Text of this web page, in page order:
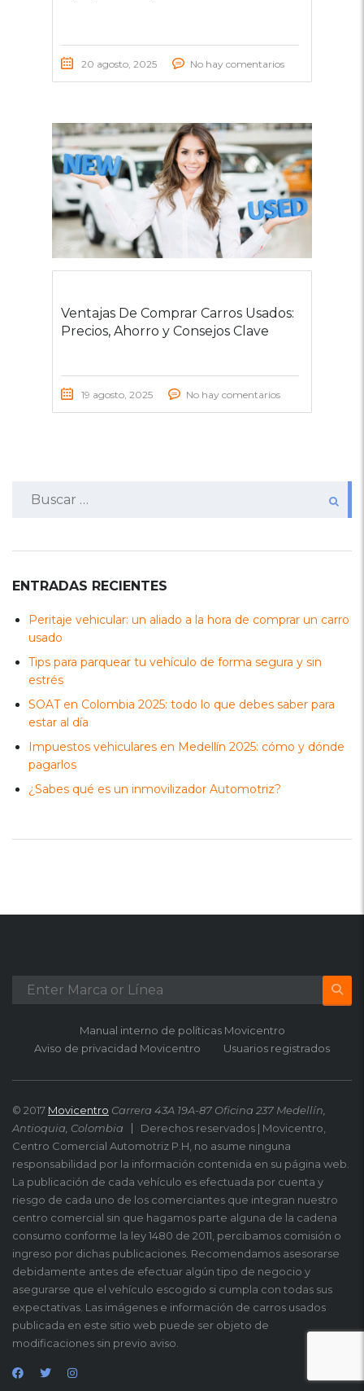
20 agosto, 2025 No hay comentarios
Ventajas De Comprar Carros Usados:
Precios, Ahorro y Consejos Clave
19 agosto, 2025 No hay comentarios
ENTRADAS RECIENTES
Peritaje vehicular: un aliado a la hora de comprar un carro
usado
Tips para parquear tu vehículo de forma segura y sin
estrés
SOAT en Colombia 2025: todo lo que debes saber para
estar al día
Impuestos vehiculares en Medellín 2025: cómo y dónde
pagarlos
¿Sabes qué es un inmovilizador Automotriz?
Manual interno de políticas Movicentro
Aviso de privacidad Movicentro
Usuarios registrados
© 2017 Movicentro Carrera 43A 19A-87 Oficina 237 Medellín,
Antioquia, Colombia
Derechos reservados | Movicentro,
Centro Comercial Automotriz P.H, no asume ninguna
responsabilidad por la información contenida en su página web.
La publicación de cada vehículo es efectuada por cuenta y
riesgo de cada uno de los comerciantes que integran nuestro
centro comercial sin que hagamos parte alguna de la cadena
consumo conforme la ley 1480 de 2011, percibamos comisión o
ingreso por dichas publicaciones. Recomendamos asesorarse
debidamente antes de efectuar algún tipo de negocio y
asegurarse que el vehículo escogido si cumpla con todas sus
expectativas. Las imágenes e información de carros usados
publicada en este sitio web puede ser objeto de
modificaciones sin previo aviso.